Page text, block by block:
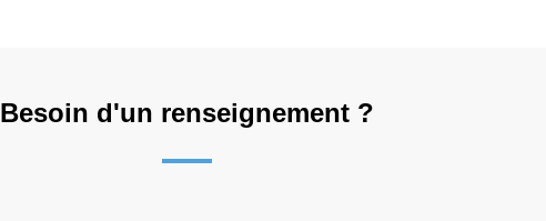
Besoin d'un renseignement ?